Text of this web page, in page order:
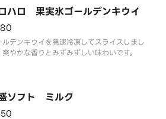
ハロ 果実氷ゴールデンキウイ
ルデンキウイを急速冷凍してスライスしまし
爽やかな香りとみずみずしい味わいです。
ソフト ミルク